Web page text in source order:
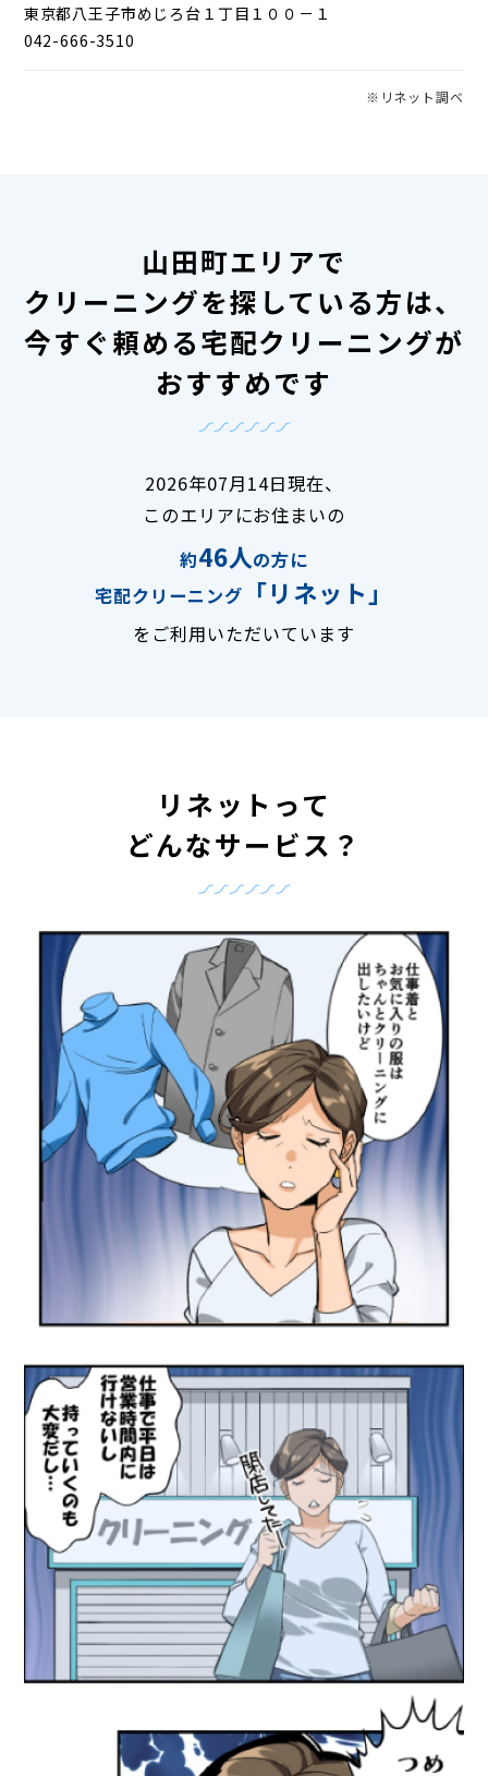
東京都八王子市めじろ台１丁目１００－１
042-666-3510
※リネット調べ
山田町エリアで
クリーニングを探している方は、
今すぐ頼める宅配クリーニングが
おすすめです
2026年07月14日現在、
このエリアにお住まいの
約46人の方に
宅配クリーニング
「リネット」
をご利用いただいています
リネットって
どんなサービス？